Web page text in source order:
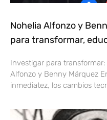
Nohelia Alfonzo y
para transformar,
Investigar para
Alfonzo y Benny Márquez
inmediatez, los cambios